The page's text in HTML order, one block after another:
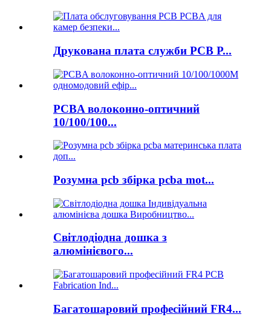
Друкована плата служби PCB P...
PCBA волоконно-оптичний
10/100/100...
Розумна pcb збірка pcba mot...
Світлодіодна дошка з
алюмінієвого...
Багатошаровий професійний FR4...